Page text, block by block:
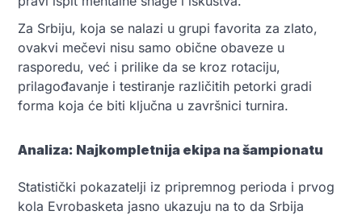
Za Srbiju, koja se nalazi u grupi favorita za zlato,
ovakvi mečevi nisu samo obične obaveze u
rasporedu, već i prilike da se kroz rotaciju,
prilagođavanje i testiranje različitih petorki gradi
forma koja će biti ključna u završnici turnira.
Analiza: Najkompletnija ekipa na šampionatu
Statistički pokazatelji iz pripremnog perioda i prvog
kola Evrobasketa jasno ukazuju na to da Srbija